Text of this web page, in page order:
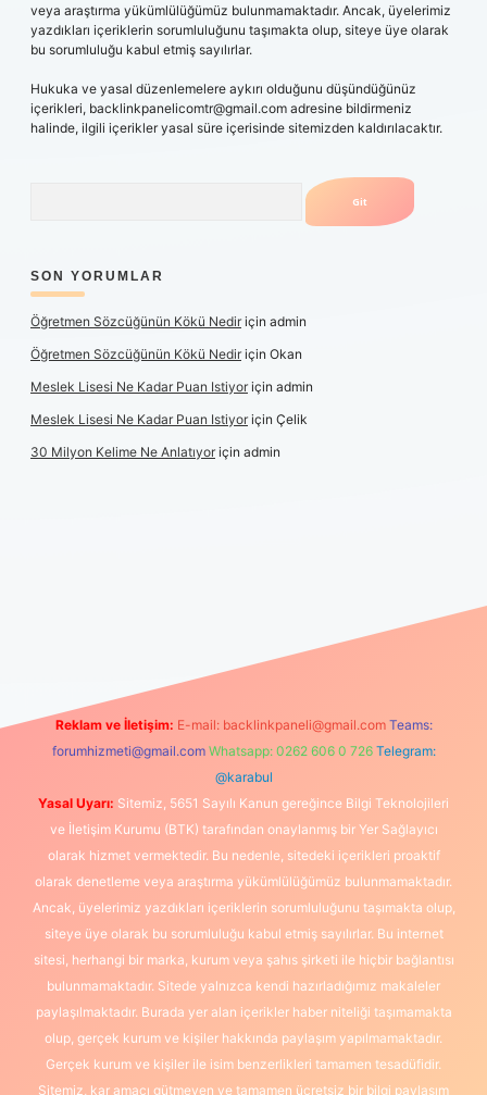
veya araştırma yükümlülüğümüz bulunmamaktadır. Ancak, üyelerimiz
yazdıkları içeriklerin sorumluluğunu taşımakta olup, siteye üye olarak
bu sorumluluğu kabul etmiş sayılırlar.
Hukuka ve yasal düzenlemelere aykırı olduğunu düşündüğünüz
içerikleri, backlinkpanelicomtr@gmail.com adresine bildirmeniz
halinde, ilgili içerikler yasal süre içerisinde sitemizden kaldırılacaktır.
SON YORUMLAR
Öğretmen Sözcüğünün Kökü Nediriçin admin
Öğretmen Sözcüğünün Kökü Nediriçin Okan
Meslek Lisesi Ne Kadar Puan Istiyoriçin admin
Meslek Lisesi Ne Kadar Puan Istiyoriçin Çelik
30 Milyon Kelime Ne Anlatıyoriçin admin
elexbetgiris.org
Reklam ve İletişim: E-mail: backlinkpaneli@gmail.com Teams:
forumhizmeti@gmail.com Whatsapp: 0262 606 0 726 Telegram:
@karabul
Yasal Uyarı: Sitemiz, 5651 Sayılı Kanun gereğince Bilgi Teknolojileri
ve İletişim Kurumu (BTK) tarafından onaylanmış bir Yer Sağlayıcı
olarak hizmet vermektedir. Bu nedenle, sitedeki içerikleri proaktif
olarak denetleme veya araştırma yükümlülüğümüz bulunmamaktadır.
Ancak, üyelerimiz yazdıkları içeriklerin sorumluluğunu taşımakta olup,
siteye üye olarak bu sorumluluğu kabul etmiş sayılırlar. Bu internet
sitesi, herhangi bir marka, kurum veya şahıs şirketi ile hiçbir bağlantısı
bulunmamaktadır. Sitede yalnızca kendi hazırladığımız makaleler
paylaşılmaktadır. Burada yer alan içerikler haber niteliği taşımamakta
olup, gerçek kurum ve kişiler hakkında paylaşım yapılmamaktadır.
Gerçek kurum ve kişiler ile isim benzerlikleri tamamen tesadüfidir.
Sitemiz, kar amacı gütmeyen ve tamamen ücretsiz bir bilgi paylaşım